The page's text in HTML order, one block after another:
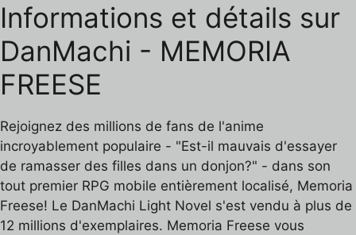
Informations et détails sur
DanMachi - MEMORIA
FREESE
Rejoignez des millions de fans de l'anime
incroyablement populaire - "Est-il mauvais d'essayer
de ramasser des filles dans un donjon?" - dans son
tout premier RPG mobile entièrement localisé, Memoria
Freese! Le DanMachi Light Novel s'est vendu à plus de
12 millions d'exemplaires. Memoria Freese vous